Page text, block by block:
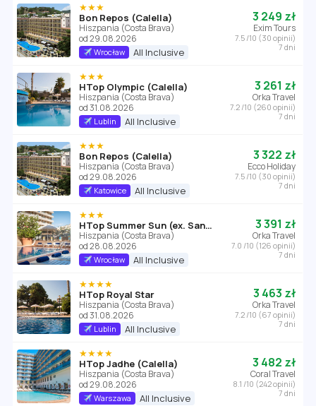
★★★
Bon Repos (Calella)
Hiszpania (Costa Brava)
od 29.08.2026
Wrocław All Inclusive
3 249 zł
Exim Tours
7.5 /10 (30 opinii)
7 dni
★★★
HTop Olympic (Calella)
Hiszpania (Costa Brava)
od 31.08.2026
Lublin All Inclusive
3 261 zł
Orka Travel
7.2 /10 (260 opinii)
7 dni
★★★
Bon Repos (Calella)
Hiszpania (Costa Brava)
od 29.08.2026
Katowice All Inclusive
3 322 zł
Ecco Holiday
7.5 /10 (30 opinii)
7 dni
★★★
HTop Summer Sun (ex. Sant Jordi)
Hiszpania (Costa Brava)
od 28.08.2026
Wrocław All Inclusive
3 391 zł
Orka Travel
7.0 /10 (126 opinii)
7 dni
★★★★
HTop Royal Star
Hiszpania (Costa Brava)
od 31.08.2026
Lublin All Inclusive
3 463 zł
Orka Travel
7.2 /10 (67 opinii)
7 dni
★★★★
HTop Jadhe (Calella)
Hiszpania (Costa Brava)
od 29.08.2026
Warszawa All Inclusive
3 482 zł
Coral Travel
8.1 /10 (242 opinii)
7 dni